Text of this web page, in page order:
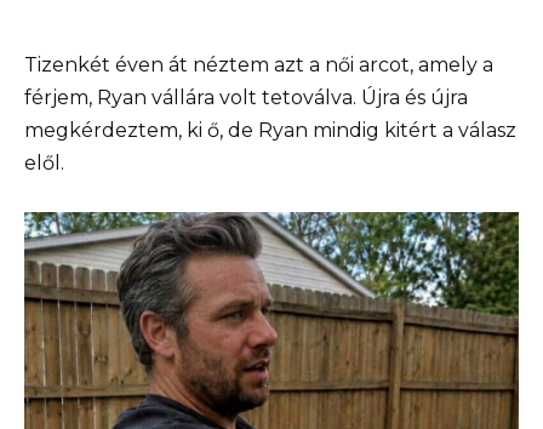
Tizenkét éven át néztem azt a női arcot, amely a
férjem, Ryan vállára volt tetoválva. Újra és újra
megkérdeztem, ki ő, de Ryan mindig kitért a válasz
elől.